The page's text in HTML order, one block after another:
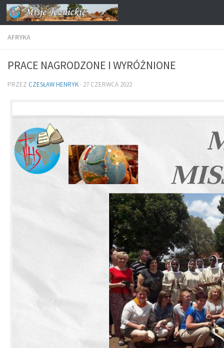
Przejdź do treści
AFRYKA
PRACE NAGRODZONE I WYRÓŻNIONE
PRZEZ CZESŁAW HENRYK · 27 CZERWCA 2022